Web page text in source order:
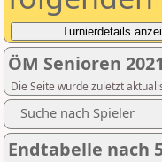
ÖM Senioren
Die Seite wurde zuletzt
Suche nach Spieler
Endtabelle nach